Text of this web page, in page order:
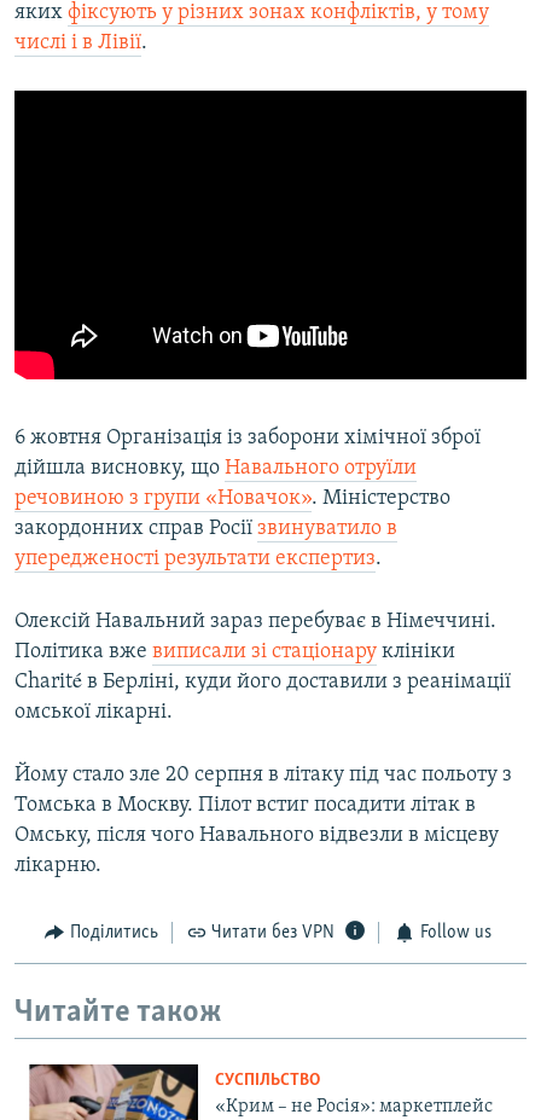
яких фіксують у різних зонах конфліктів, у тому
числі і в Лівії.
6 жовтня Організація із заборони хімічної зброї
дійшла висновку, що Навального отруїли
речовиною з групи «Новачок». Міністерство
закордонних справ Росії звинуватило в
упередженості результати експертиз.
Олексій Навальний зараз перебуває в Німеччині.
Політика вже виписали зі стаціонару клініки
Charité в Берліні, куди його доставили з реанімації
омської лікарні.
Йому стало зле 20 серпня в літаку під час польоту з
Томська в Москву. Пілот встиг посадити літак в
Омську, після чого Навального відвезли в місцеву
лікарню.
Поділитись Читати без VPN Follow us
Читайте також
СУСПІЛЬСТВО
«Крим – не Росія»: маркетплейс